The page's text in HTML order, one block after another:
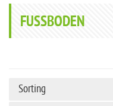
FUSSBODEN
Sorting